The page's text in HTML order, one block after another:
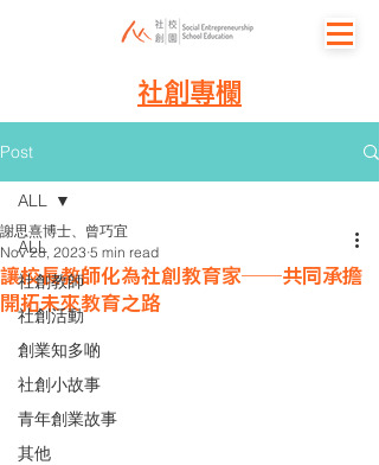
社創專欄
Post
ALL
社創教師
社創活動
創業知多啲
社創小故事
青年創業故事
其他
ALL
讓校長教師化為社創教育家──共同承擔
開拓未來教育之路
謝思熹博士、曾巧宜
Nov 28, 2023 5 min read